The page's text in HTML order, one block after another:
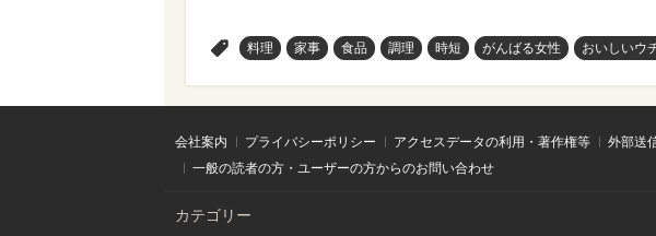
料理 家事 食品 調理 時短 がんばる女性 おいしいウ
会社案内 プライバシーポリシー アクセスデータの利用・著作権等 外部送
一般の読者の方・ユーザーの方からのお問い合わせ
カテゴリー